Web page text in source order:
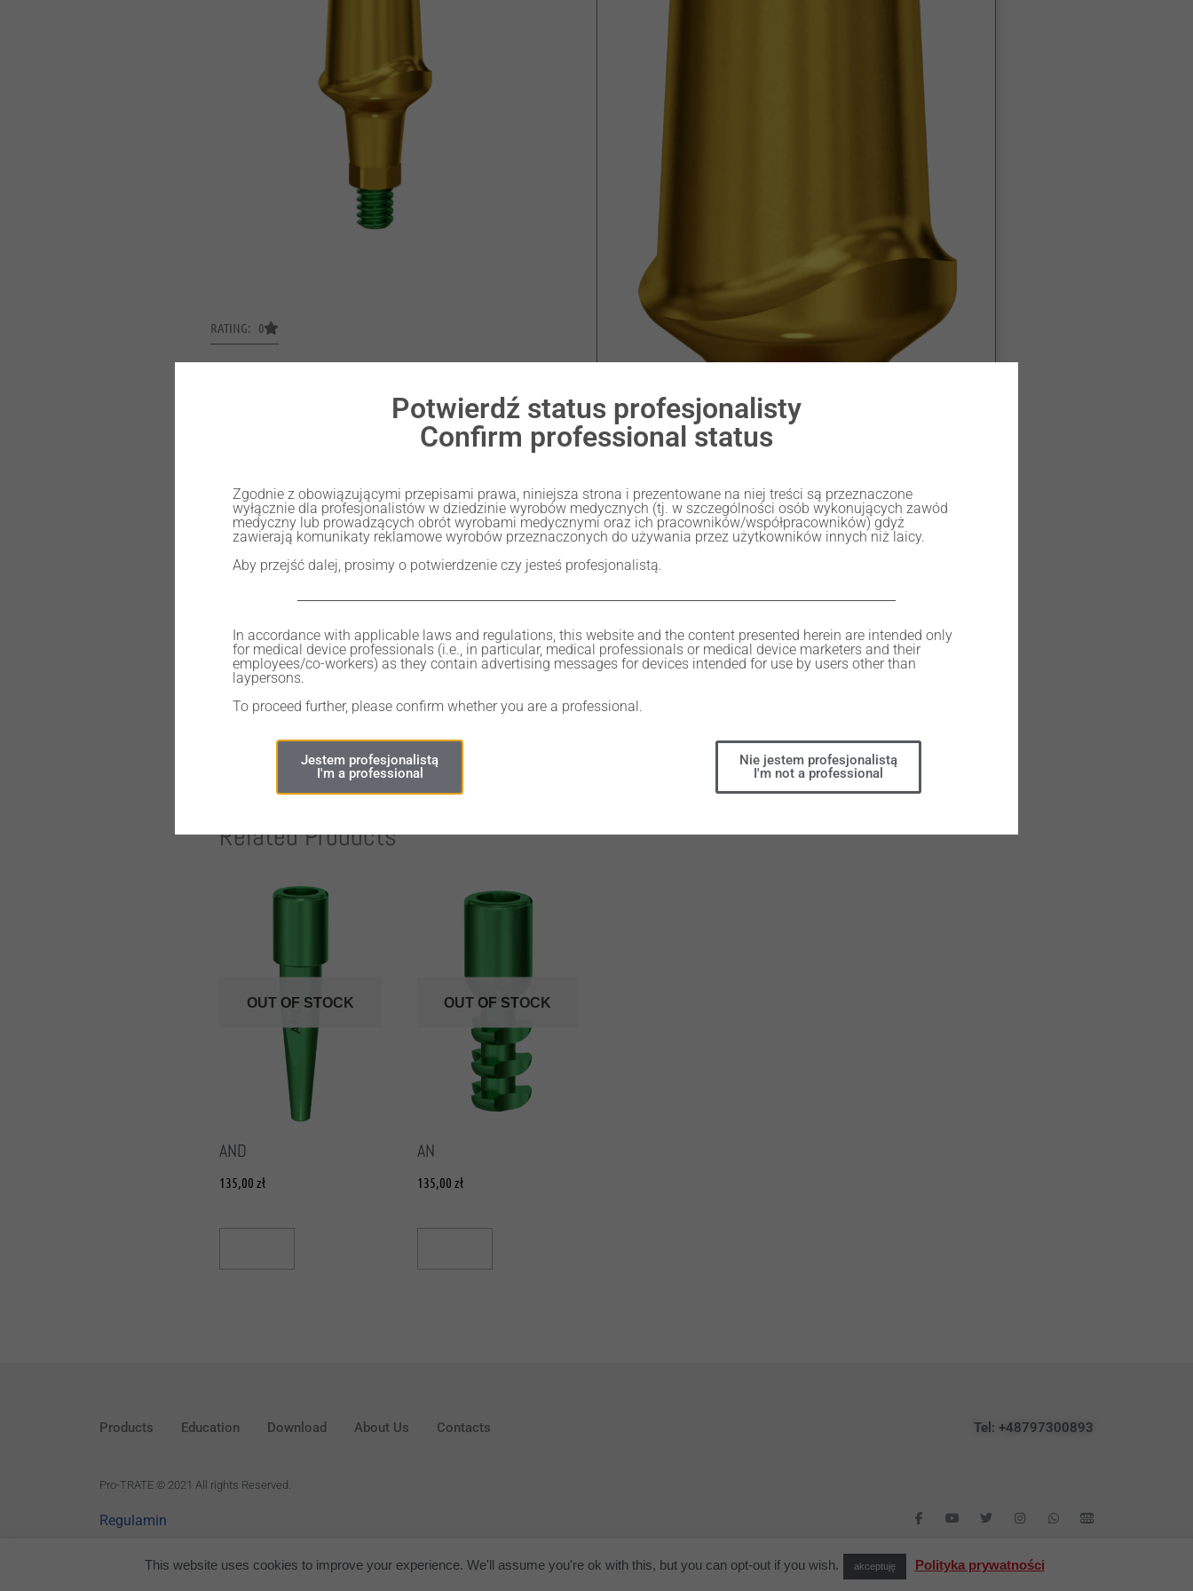
RATING: 0
135,00zł
Out of stock Share
Related Products
OUT OF STOCK
AND
135,00 zł
OUT OF STOCK
AN
135,00 zł
Products Education Download About Us Contacts Tel: +48797300893
Pro-TRATE © 2021 All rights Reserved.
Regulamin
This website uses cookies to improve your experience. We'll assume you're ok with this, but you can opt-out if you wish. akceptuję Polityka prywatności
Potwierdź status profesjonalisty
Confirm professional status
Zgodnie z obowiązującymi przepisami prawa, niniejsza strona i prezentowane na niej treści są przeznaczone
wyłącznie dla profesjonalistów w dziedzinie wyrobów medycznych (tj. w szczególności osób wykonujących zawód
medyczny lub prowadzących obrót wyrobami medycznymi oraz ich pracowników/współpracowników) gdyż
zawierają komunikaty reklamowe wyrobów przeznaczonych do używania przez użytkowników innych niż laicy.
Aby przejść dalej, prosimy o potwierdzenie czy jesteś profesjonalistą.
In accordance with applicable laws and regulations, this website and the content presented herein are intended only
for medical device professionals (i.e., in particular, medical professionals or medical device marketers and their
employees/co-workers) as they contain advertising messages for devices intended for use by users other than
laypersons.
To proceed further, please confirm whether you are a professional.
Jestem profesjonalistą
I'm a professional
Nie jestem profesjonalistą
I'm not a professional